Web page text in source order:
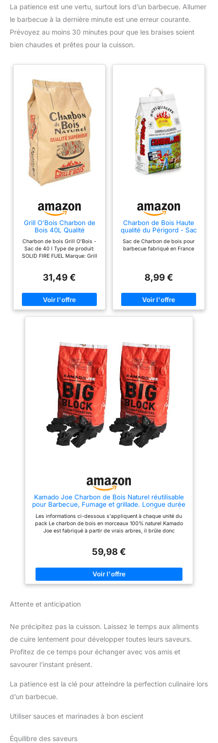
La patience est une vertu, surtout lors d’un barbecue. Allumer
le barbecue à la dernière minute est une erreur courante.
Prévoyez au moins 30 minutes pour que les braises soient
bien chaudes et prêtes pour la cuisson.
Grill O'Bois Charbon de
Bois 40L Qualité
Charbon de bois Grill O'Bois -
Sac de 40 l Type de produit:
SOLID FIRE FUEL Marque: Grill
31,49 €
Charbon de Bois Haute
qualité du Périgord - Sac
Sac de Charbon de bois pour
barbecue fabriqué en France
8,99 €
Kamado Joe Charbon de Bois Naturel réutilisable
pour Barbecue, Fumage et grillade. Longue durée
de Vie jusqu'à 18 Heures, 9,1 kg, Noir (Lot de 2)
Les informations ci-dessous s'appliquent à chaque unité du
pack Le charbon de bois en morceaux 100% naturel Kamado
Joe est fabriqué à partir de vrais arbres, il brûle donc
chimiques et des charges, le charbon de bois naturel permet à
9,1 kg de charbon de bois naturel. Parfaits pour les barbecues,
les grillades et les fumeurs, ils garantissent des saveurs
naturelles. Réutilisable jusqu'à trois fois et dure plus de 18
59,98 €
Attente et anticipation
Ne précipitez pas la cuisson. Laissez le temps aux aliments
de cuire lentement pour développer toutes leurs saveurs.
Profitez de ce temps pour échanger avec vos amis et
savourer l’instant présent.
La patience est la clé pour atteindre la perfection culinaire lors
d’un barbecue.
Utiliser sauces et marinades à bon escient
Équilibre des saveurs